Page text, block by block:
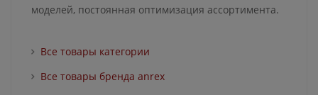
моделей, постоянная оптимизация ассортимента.
Все товары категории
Все товары бренда anrex